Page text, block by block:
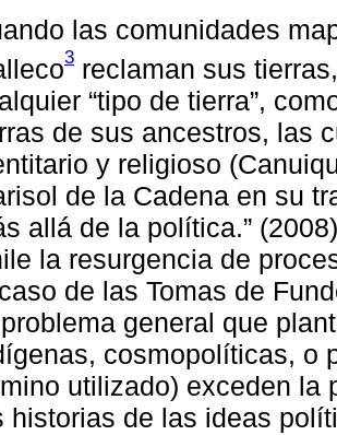
las comunidades
3 reclaman sus
“tipo de tierra”,
de sus ancestros, las
y religioso
de la Cadena en su
allá de la política.”
la resurgencia de
de las Tomas de
general que
cosmopolíticas, o
utilizado) exceden la
historias de las ideas